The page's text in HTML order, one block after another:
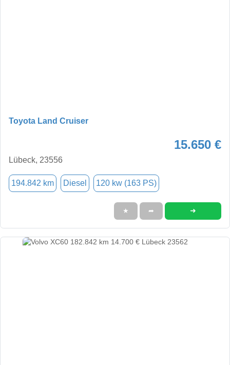
Toyota Land Cruiser
15.650 €
Lübeck, 23556
194.842 km Diesel 120 kw (163 PS)
★ ➦ ➜